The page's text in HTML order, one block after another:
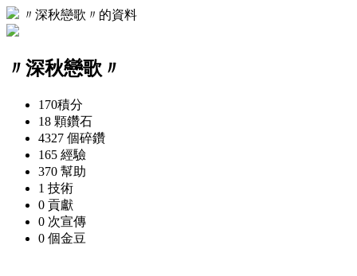
〃深秋戀歌〃的資料
〃深秋戀歌〃
170積分
18 顆鑽石
4327 個碎鑽
165 經驗
370 幫助
1 技術
0 貢獻
0 次宣傳
0 個金豆